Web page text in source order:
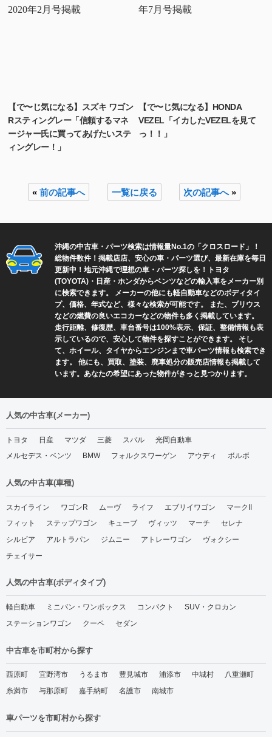
【で〜じ気になる】スズキ ワゴン
Rスティングレー「信頼するマネ
ージャー氏に買ってあげたいステ
ィングレー！」
【で〜じ気になる】HONDA
VEZEL「イカしたVEZELを見て
っ！！」
«前の記事へ 一覧に戻る 次の記事へ»
沖縄の中古車・パーツ検索は情報量No.1の「クロスロード」！
総物件数件！掲載店店、安心の車・パーツ選び、最新在庫を毎日
更新中！地元沖縄で理想の車・パーツ探しを！トヨタ
(TOYOTA)・日産・ホンダからベンツなどの輸入車をメーカー別
に検索できます。 メーカーの他にも軽自動車などのボディタイ
プ、価格、年式など、様々な検索が可能です。 また、プリウス
などの燃費の良いエコカーなどの物件も多く掲載しています。
走行距離、修復歴、車台番号は100%表示、保証、整備情報も表
示しているので、安心して物件を探すことができます。 そし
て、ホイール、タイヤからエンジンまで車パーツ情報も検索でき
ます。 他にも、買取、塗装、廃車処分の販売店情報も掲載して
います。あなたの希望にあった物件がきっと見つかります。
人気の中古車(メーカー)
トヨタ 日産 マツダ 三菱 スバル
光岡自動車
メルセデス・ベンツ
BMW フォルクスワーゲン アウディ ボルボ
人気の中古車(車種)
スカイライン ワゴンR ムーヴ ライフ エブリイワゴン
マークII
フィット
ステップワゴン キューブ ヴィッツ マーチ
セレナ
シルビア
アルトラパン ジムニー アトレーワゴン
ヴォクシー
チェイサー
人気の中古車(ボディタイプ)
軽自動車 ミニバン・ワンボックス コンパクト
SUV・クロカン
ステーションワゴン
クーペ セダン
中古車を市町村から探す
西原町 宜野湾市 うるま市 豊見城市 浦添市 中城村
八重瀬町
糸満市
与那原町 嘉手納町 名護市 南城市
車パーツを市町村から探す